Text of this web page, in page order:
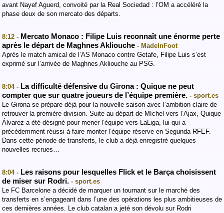
avant Nayef Aguerd, convoité par la Real Sociedad : l’OM a accéléré la
phase deux de son mercato des départs.
8:12 - Mercato Monaco : Filipe Luis reconnaît une énorme perte
après le départ de Maghnes Akliouche - MadeInFoot
Après le match amical de l’AS Monaco contre Getafe, Filipe Luis s’est
exprimé sur l’arrivée de Maghnes Akliouche au PSG.
8:04 - La difficulté défensive du Girona : Quique ne peut
compter que sur quatre joueurs de l’équipe première. - sport.es
Le Girona se prépare déjà pour la nouvelle saison avec l’ambition claire de
retrouver la première division. Suite au départ de Míchel vers l’Ajax, Quique
Álvarez a été désigné pour mener l’équipe vers LaLiga, lui qui a
précédemment réussi à faire monter l’équipe réserve en Segunda RFEF.
Dans cette période de transferts, le club a déjà enregistré quelques
nouvelles recrues…
8:04 - Les raisons pour lesquelles Flick et le Barça choisissent
de miser sur Rodri. - sport.es
Le FC Barcelone a décidé de marquer un tournant sur le marché des
transferts en s’engageant dans l’une des opérations les plus ambitieuses de
ces dernières années. Le club catalan a jeté son dévolu sur Rodri